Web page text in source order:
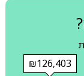
₪126,403